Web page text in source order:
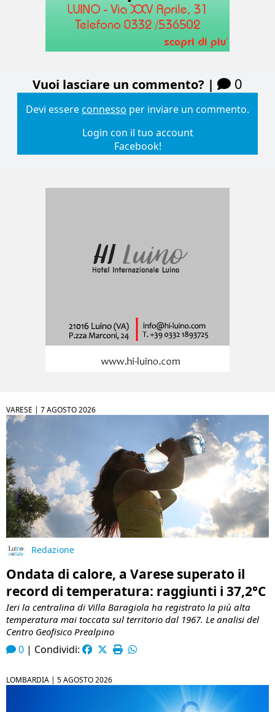
Vuoi lasciare un commento? | 0
Devi essereconnesso per inviare un commento.
Login con il tuo account
Facebook!
VARESE | 7 AGOSTO 2026
Redazione
Ondata di calore, a Varese superato il
record di temperatura: raggiunti i 37,2°C
Ieri la centralina di Villa Baragiola ha registrato la più alta
temperatura mai toccata sul territorio dal 1967. Le analisi del
Centro Geofisico Prealpino
0 | Condividi:
LOMBARDIA | 5 AGOSTO 2026